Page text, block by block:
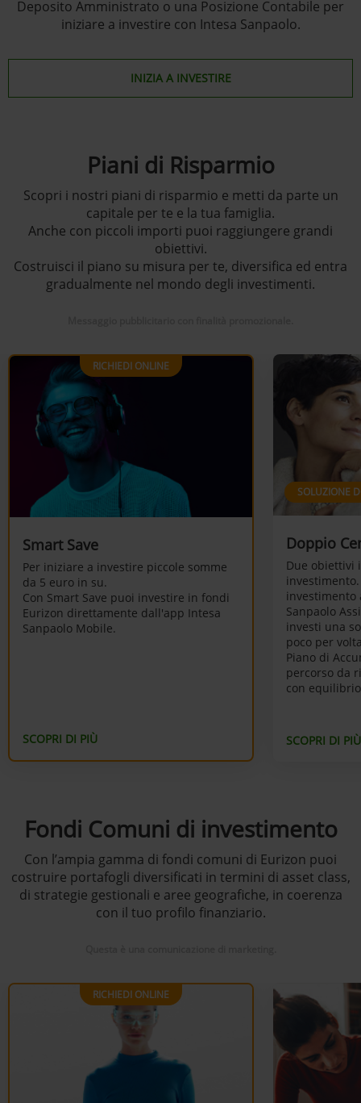
Deposito Amministrato o una Posizione Contabile per
iniziare a investire con Intesa Sanpaolo.
INIZIA A INVESTIRE
Piani di Risparmio
Scopri i nostri piani di risparmio e metti da parte un
capitale per te e la tua famiglia.
Anche con piccoli importi puoi raggiungere grandi
obiettivi.
Costruisci il piano su misura per te, diversifica ed entra
gradualmente nel mondo degli investimenti.
RICHIEDI ONLINE
Smart Save
Per iniziare a investire piccole somme
da 5 euro in su.
Con Smart Save puoi investire in fondi
Eurizon direttamente dall'app Intesa
Sanpaolo Mobile.
SCOPRI DI PIÙ
SOLUZIONE
Doppio
Due obiettivi
investimento
Sanpaolo
investi una
poco per
Piano di
percorso da
con
SCOPRI DI PIÙ
Fondi Comuni di investimento
Con l’ampia gamma di fondi comuni di Eurizon puoi
costruire portafogli diversificati in termini di asset class,
di strategie gestionali e aree geografiche, in coerenza
con il tuo profilo finanziario.
RICHIEDI ONLINE